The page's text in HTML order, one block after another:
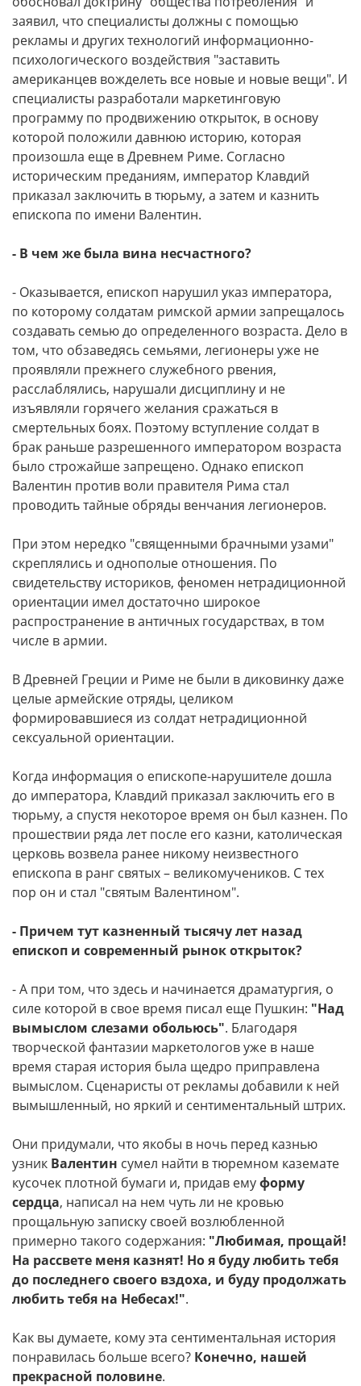
заявил, что специалисты должны с помощью
рекламы и других технологий информационно-
психологического воздействия "заставить
американцев вожделеть все новые и новые вещи". И
специалисты разработали маркетинговую
программу по продвижению открыток, в основу
которой положили давнюю историю, которая
произошла еще в Древнем Риме. Согласно
историческим преданиям, император Клавдий
приказал заключить в тюрьму, а затем и казнить
епископа по имени Валентин.
- В чем же была вина несчастного?
- Оказывается, епископ нарушил указ императора,
по которому солдатам римской армии запрещалось
создавать семью до определенного возраста. Дело в
том, что обзаведясь семьями, легионеры уже не
проявляли прежнего служебного рвения,
расслаблялись, нарушали дисциплину и не
изъявляли горячего желания сражаться в
смертельных боях. Поэтому вступление солдат в
брак раньше разрешенного императором возраста
было строжайше запрещено. Однако епископ
Валентин против воли правителя Рима стал
проводить тайные обряды венчания легионеров.
При этом нередко "священными брачными узами"
скреплялись и однополые отношения. По
свидетельству историков, феномен нетрадиционной
ориентации имел достаточно широкое
распространение в античных государствах, в том
числе в армии.
В Древней Греции и Риме не были в диковинку даже
целые армейские отряды, целиком
формировавшиеся из солдат нетрадиционной
сексуальной ориентации.
Когда информация о епископе-нарушителе дошла
до императора, Клавдий приказал заключить его в
тюрьму, а спустя некоторое время он был казнен. По
прошествии ряда лет после его казни, католическая
церковь возвела ранее никому неизвестного
епископа в ранг святых – великомучеников. С тех
пор он и стал "святым Валентином".
- Причем тут казненный тысячу лет назад
епископ и современный рынок открыток?
- А при том, что здесь и начинается драматургия, о
силе которой в свое время писал еще Пушкин: "Над
вымыслом слезами обольюсь". Благодаря
творческой фантазии маркетологов уже в наше
время старая история была щедро приправлена
вымыслом. Сценаристы от рекламы добавили к ней
вымышленный, но яркий и сентиментальный штрих.
Они придумали, что якобы в ночь перед казнью
узник Валентин сумел найти в тюремном каземате
кусочек плотной бумаги и, придав емуформу
сердца, написал на нем чуть ли не кровью
прощальную записку своей возлюбленной
примерно такого содержания: "Любимая, прощай!
На рассвете меня казнят! Но я буду любить тебя
до последнего своего вздоха, и буду продолжать
любить тебя на Небесах!".
Как вы думаете, кому эта сентиментальная история
понравилась больше всего? Конечно, нашей
прекрасной половине.